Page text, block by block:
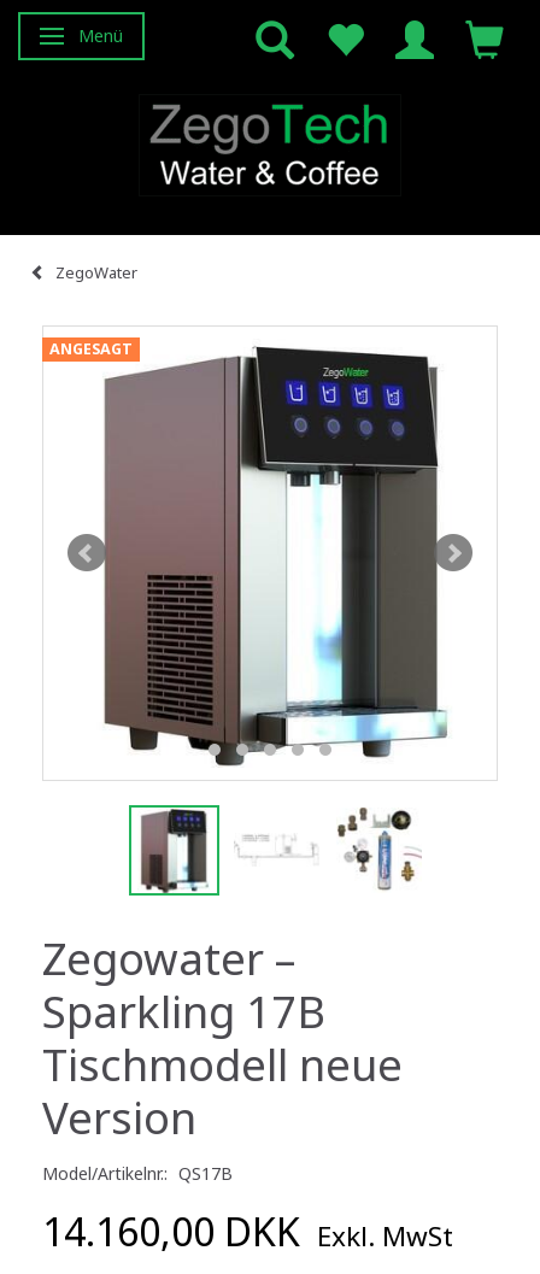
Anzeige ändern
Menü
ZegoWater
ANGESAGT
Zegowater –
Sparkling 17B
Tischmodell neue
Version
Model/Artikelnr.: QS17B
14.160,00 DKK Exkl. MwSt